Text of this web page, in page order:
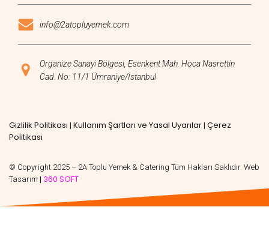
info@2atopluyemek.com
Organize Sanayi Bölgesi, Esenkent Mah. Hoca Nasrettin
Cad. No: 11/1 Ümraniye/İstanbul
Gizlilik Politikası | Kullanım Şartları ve Yasal Uyarılar | Çerez
Politikası
© Copyright 2025 – 2A Toplu Yemek & Catering Tüm Hakları Saklıdır. Web
Tasarım | 360 SOFT